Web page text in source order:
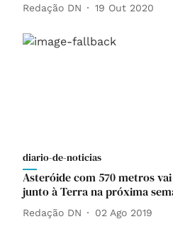
Redação DN 19 Out 2020
diario-de-noticias
Asteróide com 570 metros
junto à Terra na próxima
Redação DN 02 Ago 2019